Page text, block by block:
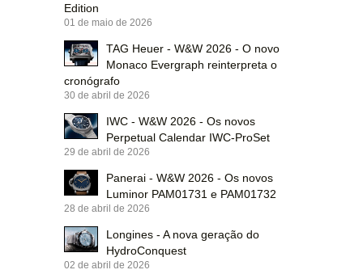
Edition
01 de maio de 2026
TAG Heuer - W&W 2026 - O novo
Monaco Evergraph reinterpreta o
cronógrafo
30 de abril de 2026
IWC - W&W 2026 - Os novos
Perpetual Calendar IWC-ProSet
29 de abril de 2026
Panerai - W&W 2026 - Os novos
Luminor PAM01731 e PAM01732
28 de abril de 2026
Longines - A nova geração do
HydroConquest
02 de abril de 2026